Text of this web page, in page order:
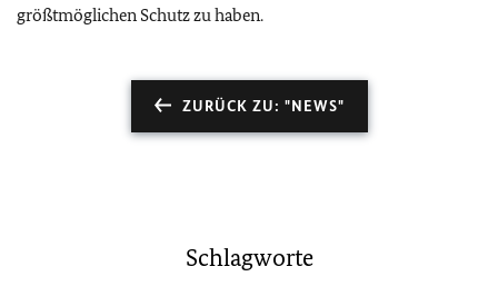
größtmöglichen Schutz zu haben.
ZURÜCK ZU: "NEWS"
Schlagworte